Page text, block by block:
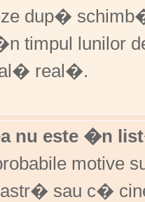
dup�
timpul lunilor
real�.
nu este �n
motive
sau c�